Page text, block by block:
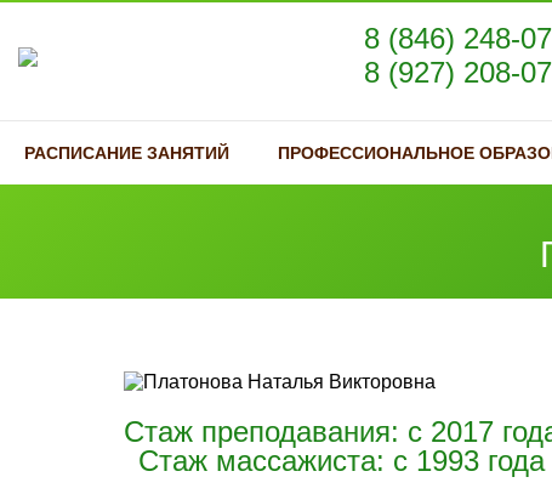
8 (846) 248-
8 (927) 208-
РАСПИСАНИЕ ЗАНЯТИЙ ПРОФЕССИОНАЛЬНОЕ
Стаж преподавания: с 2017
Стаж массажиста: с 1993 года